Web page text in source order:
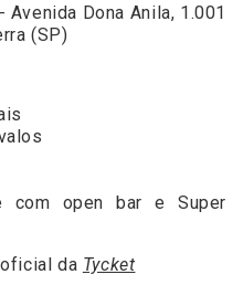
Dona Anila, 1.001
(SP)
com open bar e Super
da Tycket